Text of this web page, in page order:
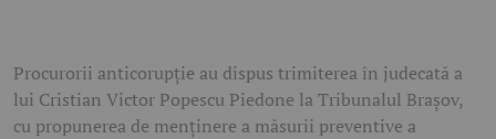
Procurorii anticorupție au dispus trimiterea în judecată a
lui Cristian Victor Popescu Piedone la Tribunalul Brașov,
cu propunerea de menținere a măsurii preventive a